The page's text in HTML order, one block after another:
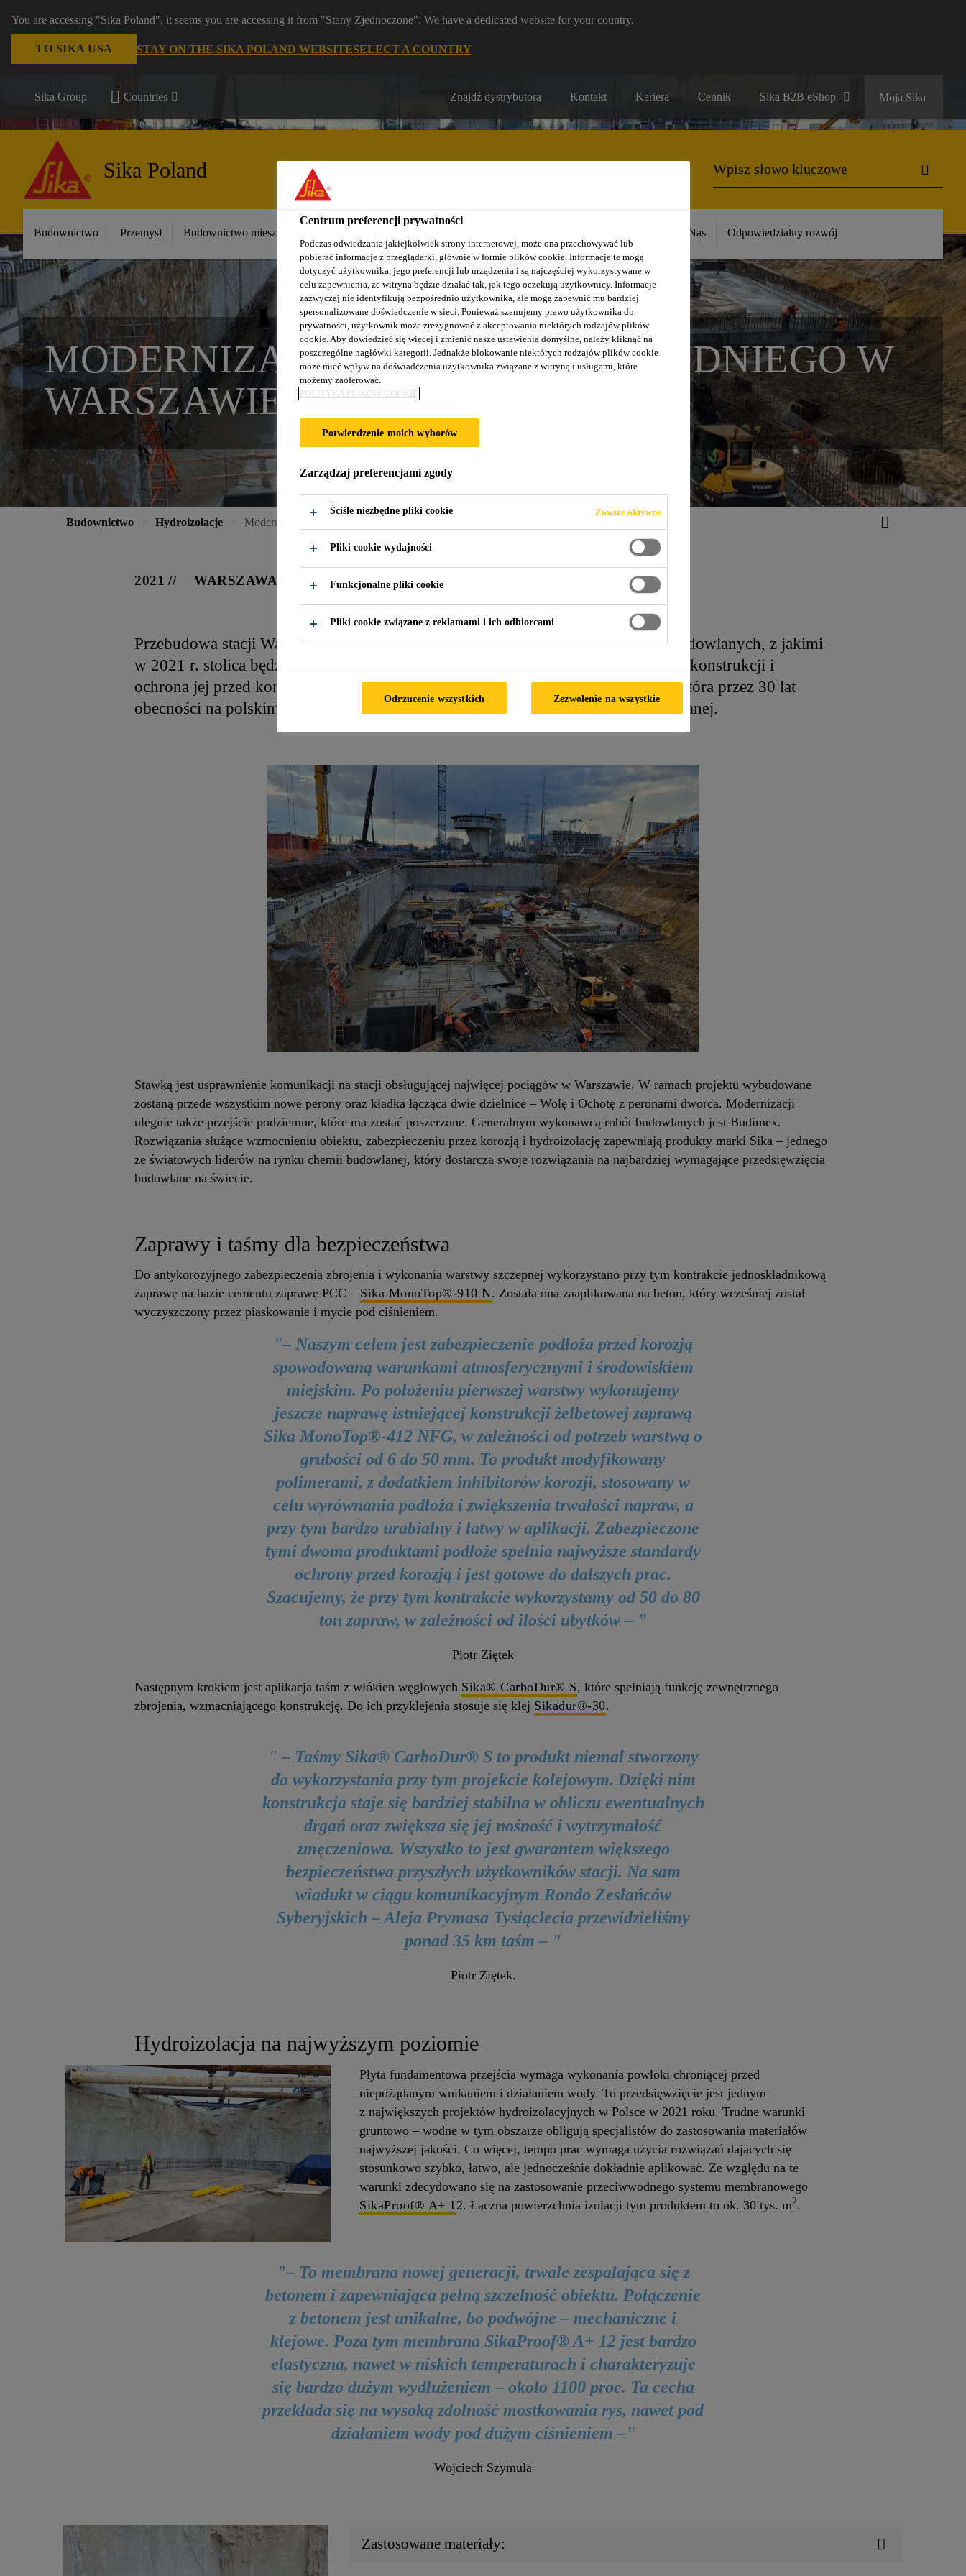
You are accessing "Sika Poland", it seems you are accessing it from "Stany Zjednoczone". We have a dedicated website for your country.
TO SIKA USA STAY ON THE SIKA POLAND WEBSITESELECT A COUNTRY
Sika Group Countries Znajdź dystrybutora Kontakt Kariera Cennik Sika B2B eShop Moja Sika
Sika Poland
Budownictwo Przemysł Budownictwo mieszkaniowe O Nas Odpowiedzialny rozwój
MODERNIZACJA DWORCA ZACHODNIEGO W
WARSZAWIE
Budownictwo Hydroizolacje Modernizacja Dworca Zachodniego w Warszawie
2021 WARSZAWA
Przebudowa stacji Warszawa Zachodnia to jedno z największych przedsięwzięć budowlanych, z jakimi
w 2021 r. stolica będzie musiała się zmierzyć. Hydroizolacja, a także wzmocnienie konstrukcji i
ochrona jej przed korozją – to zadania, jakie powierzono produktom marki Sika, która przez 30 lat
obecności na polskim rynku zaskarbiła sobie zaufanie specjalistów branży budowlanej.
Stawką jest usprawnienie komunikacji na stacji obsługującej najwięcej pociągów w Warszawie. W ramach projektu wybudowane
zostaną przede wszystkim nowe perony oraz kładka łącząca dwie dzielnice – Wolę i Ochotę z peronami dworca. Modernizacji
ulegnie także przejście podziemne, które ma zostać poszerzone. Generalnym wykonawcą robót budowlanych jest Budimex.
Rozwiązania służące wzmocnieniu obiektu, zabezpieczeniu przez korozją i hydroizolację zapewniają produkty marki Sika – jednego
ze światowych liderów na rynku chemii budowlanej, który dostarcza swoje rozwiązania na najbardziej wymagające przedsięwzięcia
budowlane na świecie.
Zaprawy i taśmy dla bezpieczeństwa
Do antykorozyjnego zabezpieczenia zbrojenia i wykonania warstwy szczepnej wykorzystano przy tym kontrakcie jednoskładnikową
zaprawę na bazie cementu zaprawę PCC – Sika MonoTop®-910 N. Została ona zaaplikowana na beton, który wcześniej został
wyczyszczony przez piaskowanie i mycie pod ciśnieniem.
"– Naszym celem jest zabezpieczenie podłoża przed korozją
spowodowaną warunkami atmosferycznymi i środowiskiem
miejskim. Po położeniu pierwszej warstwy wykonujemy
jeszcze naprawę istniejącej konstrukcji żelbetowej zaprawą
Sika MonoTop®-412 NFG, w zależności od potrzeb warstwą o
grubości od 6 do 50 mm. To produkt modyfikowany
polimerami, z dodatkiem inhibitorów korozji, stosowany w
celu wyrównania podłoża i zwiększenia trwałości napraw, a
przy tym bardzo urabialny i łatwy w aplikacji. Zabezpieczone
tymi dwoma produktami podłoże spełnia najwyższe standardy
ochrony przed korozją i jest gotowe do dalszych prac.
Szacujemy, że przy tym kontrakcie wykorzystamy od 50 do 80
ton zapraw, w zależności od ilości ubytków – "
Piotr Ziętek
Następnym krokiem jest aplikacja taśm z włókien węglowych Sika® CarboDur® S, które spełniają funkcję zewnętrznego
zbrojenia, wzmacniającego konstrukcję. Do ich przyklejenia stosuje się klej Sikadur®-30.
" – Taśmy Sika® CarboDur® S to produkt niemal stworzony
do wykorzystania przy tym projekcie kolejowym. Dzięki nim
konstrukcja staje się bardziej stabilna w obliczu ewentualnych
drgań oraz zwiększa się jej nośność i wytrzymałość
zmęczeniowa. Wszystko to jest gwarantem większego
bezpieczeństwa przyszłych użytkowników stacji. Na sam
wiadukt w ciągu komunikacyjnym Rondo Zesłańców
Syberyjskich – Aleja Prymasa Tysiąclecia przewidzieliśmy
ponad 35 km taśm – "
Piotr Ziętek.
Hydroizolacja na najwyższym poziomie
Płyta fundamentowa przejścia wymaga wykonania powłoki chroniącej przed
niepożądanym wnikaniem i działaniem wody. To przedsięwzięcie jest jednym
z największych projektów hydroizolacyjnych w Polsce w 2021 roku. Trudne warunki
gruntowo – wodne w tym obszarze obligują specjalistów do zastosowania materiałów
najwyższej jakości. Co więcej, tempo prac wymaga użycia rozwiązań dających się
stosunkowo szybko, łatwo, ale jednocześnie dokładnie aplikować. Ze względu na te
warunki zdecydowano się na zastosowanie przeciwwodnego systemu membranowego
SikaProof® A+ 1 2. Łączna powierzchnia izolacji tym produktem to ok. 30 tys. m2.
"– To membrana nowej generacji, trwale zespalająca się z
betonem i zapewniająca pełną szczelność obiektu. Połączenie
z betonem jest unikalne, bo podwójne – mechaniczne i
klejowe. Poza tym membrana SikaProof® A+ 12 jest bardzo
elastyczna, nawet w niskich temperaturach i charakteryzuje
się bardzo dużym wydłużeniem – około 1100 proc. Ta cecha
przekłada się na wysoką zdolność mostkowania rys, nawet pod
działaniem wody pod dużym ciśnieniem –"
Wojciech Szymula
Zastosowane materiały:
Centrum preferencji prywatności
Podczas odwiedzania jakiejkolwiek strony internetowej, może ona przechowywać lub
pobierać informacje z przeglądarki, głównie w formie plików cookie. Informacje te mogą
dotyczyć użytkownika, jego preferencji lub urządzenia i są najczęściej wykorzystywane w
celu zapewnienia, że witryna będzie działać tak, jak tego oczekują użytkownicy. Informacje
zazwyczaj nie identyfikują bezpośrednio użytkownika, ale mogą zapewnić mu bardziej
spersonalizowane doświadczenie w sieci. Ponieważ szanujemy prawo użytkownika do
prywatności, użytkownik może zrezygnować z akceptowania niektórych rodzajów plików
cookie. Aby dowiedzieć się więcej i zmienić nasze ustawienia domyślne, należy kliknąć na
poszczególne nagłówki kategorii. Jednakże blokowanie niektórych rodzajów plików cookie
może mieć wpływ na doświadczenia użytkownika związane z witryną i usługami, które
możemy zaoferować.
POLITYKA PLIKÓW COOKIE
Potwierdzenie moich wyborów
Zarządzaj preferencjami zgody
Ściśle niezbędne pliki cookie Zawsze aktywne
Pliki cookie wydajności
Funkcjonalne pliki cookie
Pliki cookie związane z reklamami i ich odbiorcami
Odrzucenie wszystkich Zezwolenie na wszystkie